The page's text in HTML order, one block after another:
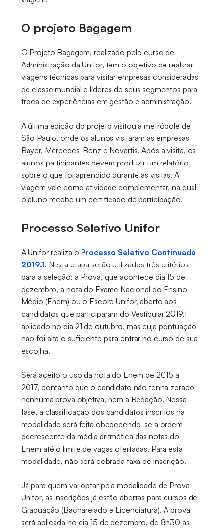
O projeto Bagagem
O Projeto Bagagem, realizado pelo curso de
Administração da Unifor, tem o objetivo de realizar
viagens técnicas para visitar empresas consideradas
de classe mundial e líderes de seus segmentos para
troca de experiências em gestão e administração.
A última edição do projeto visitou a metrópole de
São Paulo, onde os alunos visitaram as empresas
Bayer, Mercedes-Benz e Novartis. Após a visita, os
alunos participantes devem produzir um relatório
sobre o que foi aprendido durante as visitas. A
viagem vale como atividade complementar, na qual
o aluno recebe um certificado de participação.
Processo Seletivo Unifor
A Unifor realiza o Processo Seletivo Continuado
2019.1. Nesta etapa serão utilizados três critérios
para a seleção: a Prova, que acontece dia 15 de
dezembro, a nota do Exame Nacional do Ensino
Médio (Enem) ou o Escore Unifor, aberto aos
candidatos que participaram do Vestibular 2019.1
aplicado no dia 21 de outubro, mas cuja pontuação
não foi alta o suficiente para entrar no curso de sua
escolha.
Será aceito o uso da nota do Enem de 2015 a
2017, contanto que o candidato não tenha zerado
nenhuma prova objetiva, nem a Redação. Nessa
fase, a classificação dos candidatos inscritos na
modalidade será feita obedecendo-se a ordem
decrescente da média aritmética das notas do
Enem até o limite de vagas ofertadas. Para esta
modalidade, não será cobrada taxa de inscrição.
Já para quem vai optar pela modalidade de Prova
Unifor, as inscrições já estão abertas para cursos de
Graduação (Bacharelado e Licenciatura). A prova
será aplicada no dia 15 de dezembro, de 8h30 às